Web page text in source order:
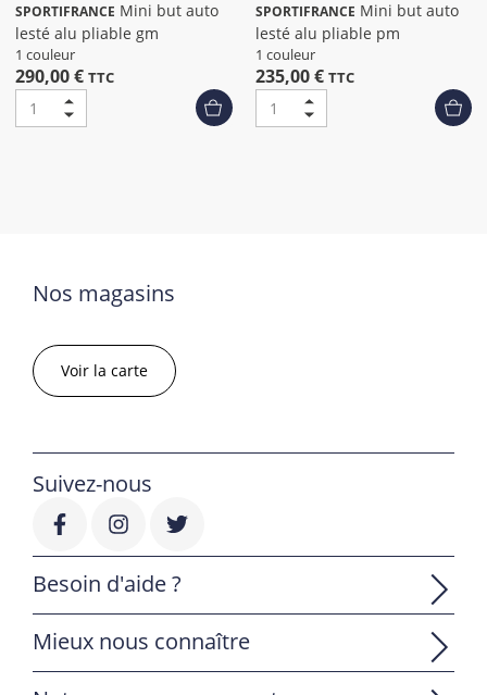
SPORTIFRANCE
lesté alu pliable gm
1 couleur
290,00 € TTC
SPORTIFRANCE
lesté alu pliable pm
1 couleur
235,00 € TTC
Nos magasins
Voir la carte
Suivez-nous
Besoin d'aide ?
Mieux nous connaître